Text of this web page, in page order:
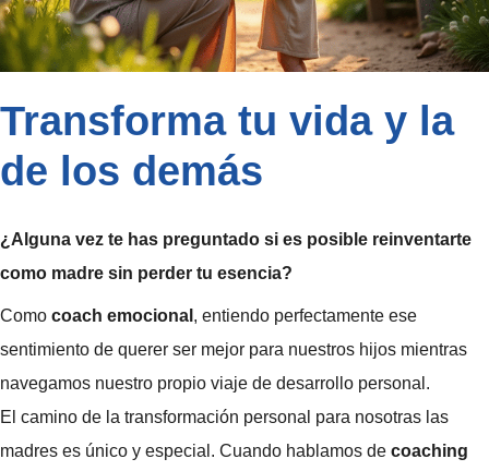
Transforma tu vida y la
de los demás
¿Alguna vez te has preguntado si es posible reinventarte
como madre sin perder tu esencia?
Como coach emocional , entiendo perfectamente ese
sentimiento de querer ser mejor para nuestros hijos mientras
navegamos nuestro propio viaje de desarrollo personal.
El camino de la transformación personal para nosotras las
madres es único y especial. Cuando hablamos de coaching